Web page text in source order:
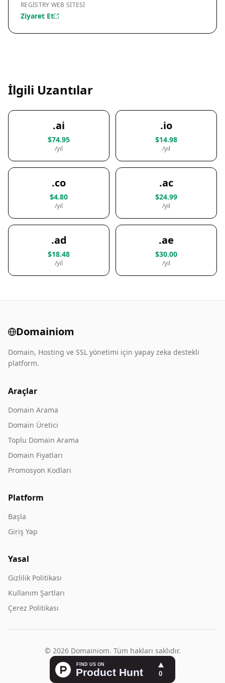
REGISTRY WEB SITESI
Ziyaret Et
İlgili Uzantılar
.ai
$74.95
/yıl
.io
$14.98
/yıl
.co
$4.80
/yıl
.ac
$24.99
/yıl
.ad
$18.48
/yıl
.ae
$30.00
/yıl
Domainiom
Domain, Hosting ve SSL yönetimi için yapay zeka destekli
platform.
Araçlar
Domain Arama
Domain Üretici
Toplu Domain Arama
Domain Fiyatları
Promosyon Kodları
Platform
Başla
Giriş Yap
Yasal
Gizlilik Politikası
Kullanım Şartları
Çerez Politikası
© 2026 Domainiom. Tüm hakları saklıdır.